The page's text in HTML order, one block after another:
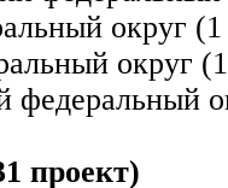
округ
округ
федеральный
проект)